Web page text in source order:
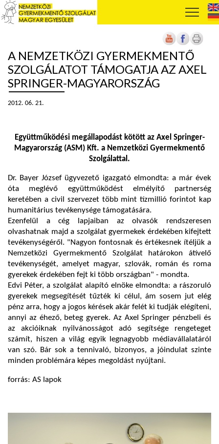
A NEMZETKÖZI GYERMEKMENTŐ
SZOLGÁLATOT TÁMOGATJA AZ AXEL
SPRINGER-MAGYARORSZÁG
2012. 06. 21.
Együttműködési megállapodást kötött az Axel Springer-
Magyarország (ASM) Kft. a Nemzetközi Gyermekmentő
Szolgálattal.
Dr. Bayer József ügyvezető igazgató elmondta: a már évek
óta meglévő együttműködést elmélyítő partnerség
keretében a civil szervezet több mint tízmillió forintot kap
humanitárius tevékenysége támogatására.
Ezenfelül a cég lapjaiban az olvasók rendszeresen
olvashatnak majd a szolgálat gyermekek érdekében kifejtett
tevékenységéről. "Nagyon fontosnak és értékesnek ítéljük a
Nemzetközi Gyermekmentő Szolgálat határokon átívelő
tevékenységét, amelyet magyar, szlovák, román és roma
gyerekek érdekében fejt ki több országban" - mondta.
Edvi Péter, a szolgálat alapító elnöke elmondta: a rászoruló
gyerekek megsegítését tűzték ki célul, ám sosem jut elég
pénz arra, hogy a jogos kérések akár felét ki tudják elégíteni,
annyi az éhező, beteg gyerek. Az Axel Springer pénzbeli és
az akcióiknak nyilvánosságot adó segítsége rengeteget
számít, hiszen a világ egyik legnagyobb médiavállalatáról
van szó. Bár sok a tennivaló, bizonyos, a jóindulat szinte
minden problémára képes megoldást nyújtani.
forrás: AS lapok